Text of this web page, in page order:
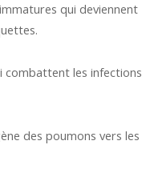
qui deviennent
combattent les infections
des poumons vers les